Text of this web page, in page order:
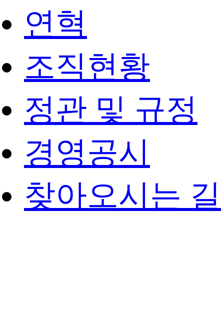
연혁
조직현황
정관 및 규정
경영공시
찾아오시는 길